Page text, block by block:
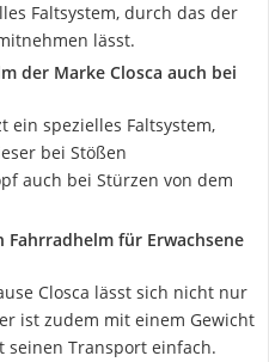
Faltsystem, durch das der
lässt.
der Marke Closca auch bei
ein spezielles Faltsystem,
bei Stößen
auch bei Stürzen von dem
für Erwachsene
Closca lässt sich nicht nur
ist zudem mit einem Gewicht
seinen Transport einfach.